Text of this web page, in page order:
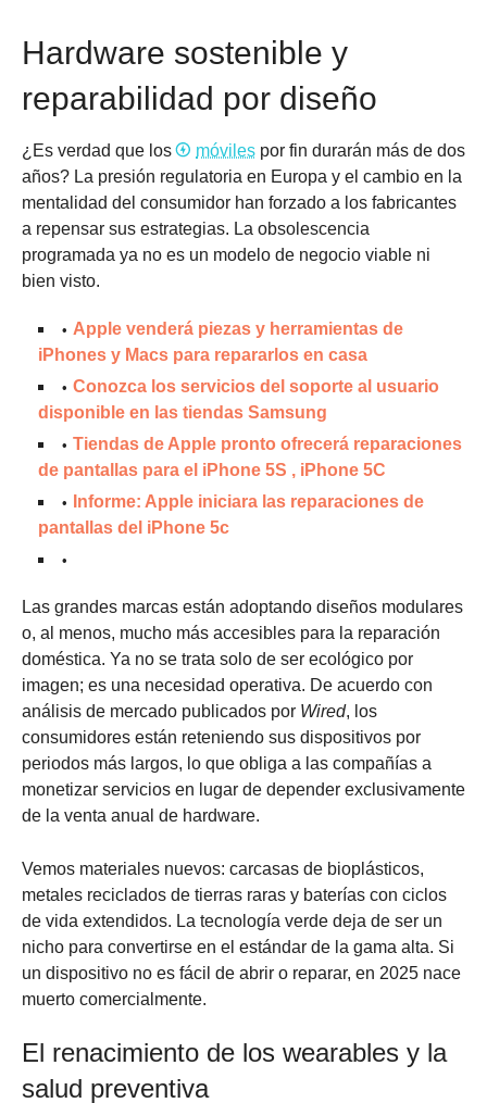
Hardware sostenible y
reparabilidad por diseño
¿Es verdad que los móviles por fin durarán más de dos
años? La presión regulatoria en Europa y el cambio en la
mentalidad del consumidor han forzado a los fabricantes
a repensar sus estrategias. La obsolescencia
programada ya no es un modelo de negocio viable ni
bien visto.
Apple venderá piezas y herramientas de
iPhones y Macs para repararlos en casa
Conozca los servicios del soporte al usuario
disponible en las tiendas Samsung
Tiendas de Apple pronto ofrecerá reparaciones
de pantallas para el iPhone 5S , iPhone 5C
Informe: Apple iniciara las reparaciones de
pantallas del iPhone 5c
Las grandes marcas están adoptando diseños modulares
o, al menos, mucho más accesibles para la reparación
doméstica. Ya no se trata solo de ser ecológico por
imagen; es una necesidad operativa. De acuerdo con
análisis de mercado publicados por Wired, los
consumidores están reteniendo sus dispositivos por
periodos más largos, lo que obliga a las compañías a
monetizar servicios en lugar de depender exclusivamente
de la venta anual de hardware.
Vemos materiales nuevos: carcasas de bioplásticos,
metales reciclados de tierras raras y baterías con ciclos
de vida extendidos. La tecnología verde deja de ser un
nicho para convertirse en el estándar de la gama alta. Si
un dispositivo no es fácil de abrir o reparar, en 2025 nace
muerto comercialmente.
El renacimiento de los wearables y la
salud preventiva